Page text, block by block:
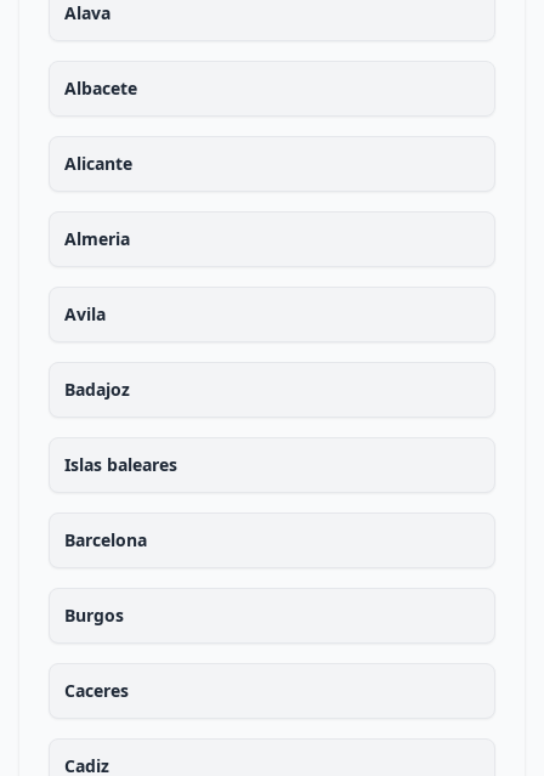
Alava
Albacete
Alicante
Almeria
Avila
Badajoz
Islas baleares
Barcelona
Burgos
Caceres
Cadiz